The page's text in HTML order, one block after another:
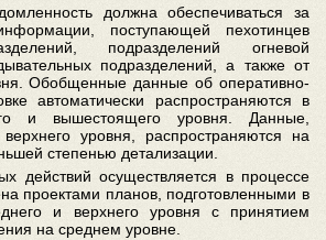
должна обеспечиваться за
поступающей пехотинцев
подразделений огневой
подразделений, а также от
Обобщенные данные об оперативно-
автоматически распространяются в
и вышестоящего уровня. Данные,
уровня, распространяются на
степенью детализации.
действий осуществляется в процессе
проектами планов, подготовленными в
и верхнего уровня с принятием
на среднем уровне.